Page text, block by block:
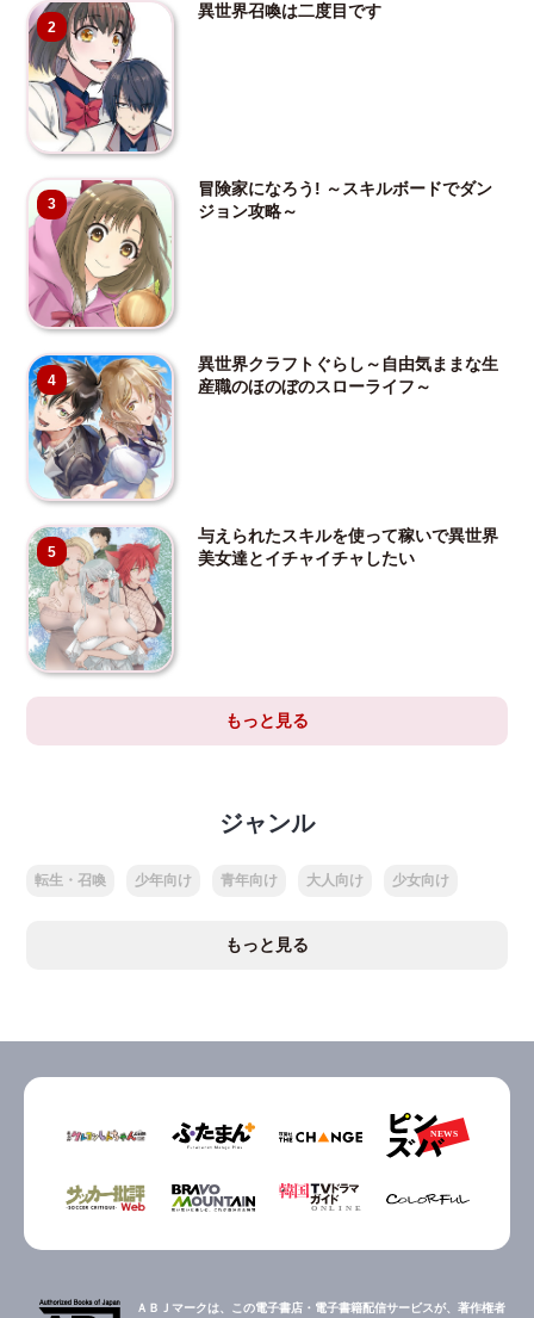
2
異世界召喚は二度目です
3
冒険家になろう! ～スキルボードでダン
ジョン攻略～
4
異世界クラフトぐらし～自由気ままな生
産職のほのぼのスローライフ～
5
与えられたスキルを使って稼いで異世界
美女達とイチャイチャしたい
もっと見る
ジャンル
転生・召喚 少年向け 青年向け 大人向け 少女向け
もっと見る
ＡＢＪマークは、この電子書店・電子書籍配信サービスが、著作権者